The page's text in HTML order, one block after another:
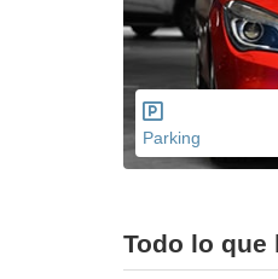
Parking
Todo lo que